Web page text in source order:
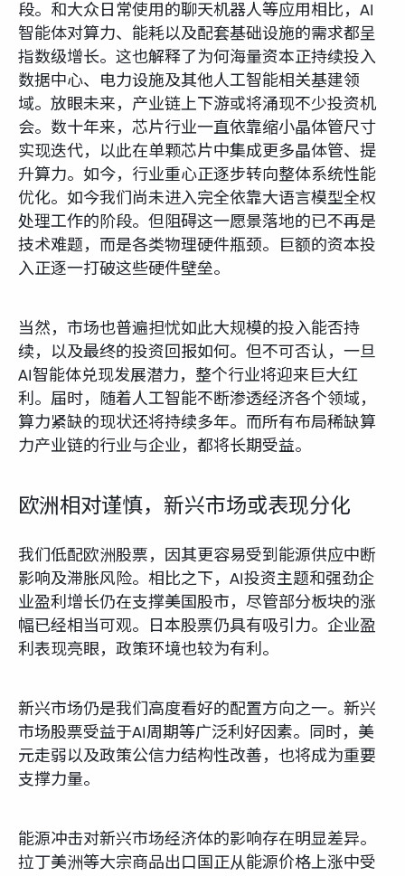
段。和大众日常使用的聊天机器人等应用相比，AI
智能体对算力、能耗以及配套基础设施的需求都呈
指数级增长。这也解释了为何海量资本正持续投入
数据中心、电力设施及其他人工智能相关基建领
域。放眼未来，产业链上下游或将涌现不少投资机
会。数十年来，芯片行业一直依靠缩小晶体管尺寸
实现迭代，以此在单颗芯片中集成更多晶体管、提
升算力。如今，行业重心正逐步转向整体系统性能
优化。如今我们尚未进入完全依靠大语言模型全权
处理工作的阶段。但阻碍这一愿景落地的已不再是
技术难题，而是各类物理硬件瓶颈。巨额的资本投
入正逐一打破这些硬件壁垒。
当然，市场也普遍担忧如此大规模的投入能否持
续，以及最终的投资回报如何。但不可否认，一旦
AI智能体兑现发展潜力，整个行业将迎来巨大红
利。届时，随着人工智能不断渗透经济各个领域，
算力紧缺的现状还将持续多年。而所有布局稀缺算
力产业链的行业与企业，都将长期受益。
欧洲相对谨慎，新兴市场或表现分化
我们低配欧洲股票，因其更容易受到能源供应中断
影响及滞胀风险。相比之下，AI投资主题和强劲企
业盈利增长仍在支撑美国股市，尽管部分板块的涨
幅已经相当可观。日本股票仍具有吸引力。企业盈
利表现亮眼，政策环境也较为有利。
新兴市场仍是我们高度看好的配置方向之一。新兴
市场股票受益于AI周期等广泛利好因素。同时，美
元走弱以及政策公信力结构性改善，也将成为重要
支撑力量。
能源冲击对新兴市场经济体的影响存在明显差异。
拉丁美洲等大宗商品出口国正从能源价格上涨中受